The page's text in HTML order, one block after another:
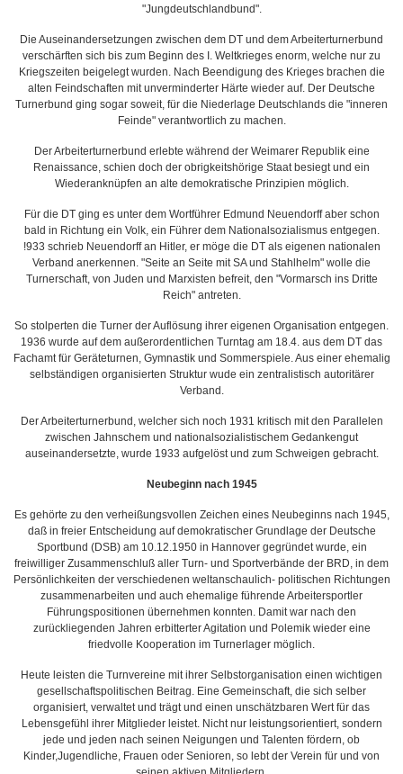
"Jungdeutschlandbund".
Die Auseinandersetzungen zwischen dem DT und dem Arbeiterturnerbund
verschärften sich bis zum Beginn des I. Weltkrieges enorm, welche nur zu
Kriegszeiten beigelegt wurden. Nach Beendigung des Krieges brachen die
alten Feindschaften mit unverminderter Härte wieder auf. Der Deutsche
Turnerbund ging sogar soweit, für die Niederlage Deutschlands die "inneren
Feinde" verantwortlich zu machen.
Der Arbeiterturnerbund erlebte während der Weimarer Republik eine
Renaissance, schien doch der obrigkeitshörige Staat besiegt und ein
Wiederanknüpfen an alte demokratische Prinzipien möglich.
Für die DT ging es unter dem Wortführer Edmund Neuendorff aber schon
bald in Richtung ein Volk, ein Führer dem Nationalsozialismus entgegen.
!933 schrieb Neuendorff an Hitler, er möge die DT als eigenen nationalen
Verband anerkennen. "Seite an Seite mit SA und Stahlhelm" wolle die
Turnerschaft, von Juden und Marxisten befreit, den "Vormarsch ins Dritte
Reich" antreten.
So stolperten die Turner der Auflösung ihrer eigenen Organisation entgegen.
1936 wurde auf dem außerordentlichen Turntag am 18.4. aus dem DT das
Fachamt für Geräteturnen, Gymnastik und Sommerspiele. Aus einer ehemalig
selbständigen organisierten Struktur wude ein zentralistisch autoritärer
Verband.
Der Arbeiterturnerbund, welcher sich noch 1931 kritisch mit den Parallelen
zwischen Jahnschem und nationalsozialistischem Gedankengut
auseinandersetzte, wurde 1933 aufgelöst und zum Schweigen gebracht.
Neubeginn nach 1945
Es gehörte zu den verheißungsvollen Zeichen eines Neubeginns nach 1945,
daß in freier Entscheidung auf demokratischer Grundlage der Deutsche
Sportbund (DSB) am 10.12.1950 in Hannover gegründet wurde, ein
freiwilliger Zusammenschluß aller Turn- und Sportverbände der BRD, in dem
Persönlichkeiten der verschiedenen weltanschaulich- politischen Richtungen
zusammenarbeiten und auch ehemalige führende Arbeitersportler
Führungspositionen übernehmen konnten. Damit war nach den
zurückliegenden Jahren erbitterter Agitation und Polemik wieder eine
friedvolle Kooperation im Turnerlager möglich.
Heute leisten die Turnvereine mit ihrer Selbstorganisation einen wichtigen
gesellschaftspolitischen Beitrag. Eine Gemeinschaft, die sich selber
organisiert, verwaltet und trägt und einen unschätzbaren Wert für das
Lebensgefühl ihrer Mitglieder leistet. Nicht nur leistungsorientiert, sondern
jede und jeden nach seinen Neigungen und Talenten fördern, ob
Kinder,Jugendliche, Frauen oder Senioren, so lebt der Verein für und von